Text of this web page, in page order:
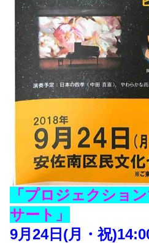
「プロジェクショ
サート」
9月24日(月・祝